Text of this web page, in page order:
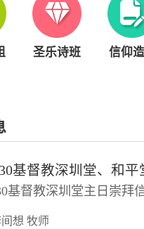
圣乐诗班 信仰
基督教深圳堂主日崇拜
想 牧师